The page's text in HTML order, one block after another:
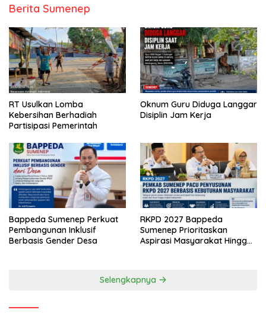
Berita Sumenep
RT Usulkan Lomba
Kebersihan Berhadiah
Partisipasi Pemerintah
Oknum Guru Diduga Langgar
Disiplin Jam Kerja
Bappeda Sumenep Perkuat
Pembangunan Inklusif
Berbasis Gender Desa
RKPD 2027 Bappeda
Sumenep Prioritaskan
Aspirasi Masyarakat Hingga
Selengkapnya